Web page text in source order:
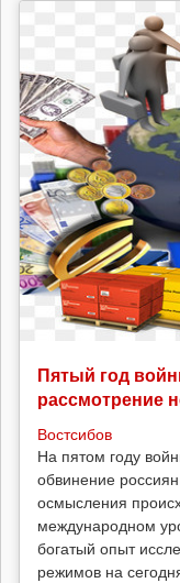
Пятый год
рассмотрение
Востсибов
На пятом году
обвинение
осмысления
международном
богатый опыт
режимов на